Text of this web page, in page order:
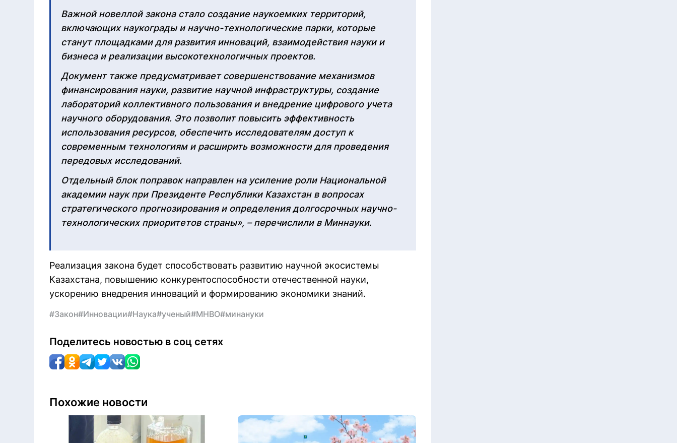
Важной новеллой закона стало создание наукоемких территорий,
включающих наукограды и научно-технологические парки, которые
станут площадками для развития инноваций, взаимодействия науки и
бизнеса и реализации высокотехнологичных проектов.
Документ также предусматривает совершенствование механизмов
финансирования науки, развитие научной инфраструктуры, создание
лабораторий коллективного пользования и внедрение цифрового учета
научного оборудования. Это позволит повысить эффективность
использования ресурсов, обеспечить исследователям доступ к
современным технологиям и расширить возможности для проведения
передовых исследований.
Отдельный блок поправок направлен на усиление роли Национальной
академии наук при Президенте Республики Казахстан в вопросах
стратегического прогнозирования и определения долгосрочных научно-
технологических приоритетов страны», – перечислили в Миннауки.
Реализация закона будет способствовать развитию научной экосистемы
Казахстана, повышению конкурентоспособности отечественной науки,
ускорению внедрения инноваций и формированию экономики знаний.
#Закон#Инновации#Наука#ученый#МНВО#минануки
Поделитесь новостью в соц сетях
Похожие новости